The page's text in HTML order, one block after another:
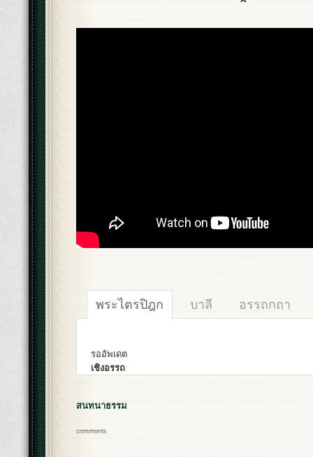
พระไตรปิฎก บาลี อรรถกถา
รออัพเดต
เชิงอรรถ
สนทนาธรรม
comments